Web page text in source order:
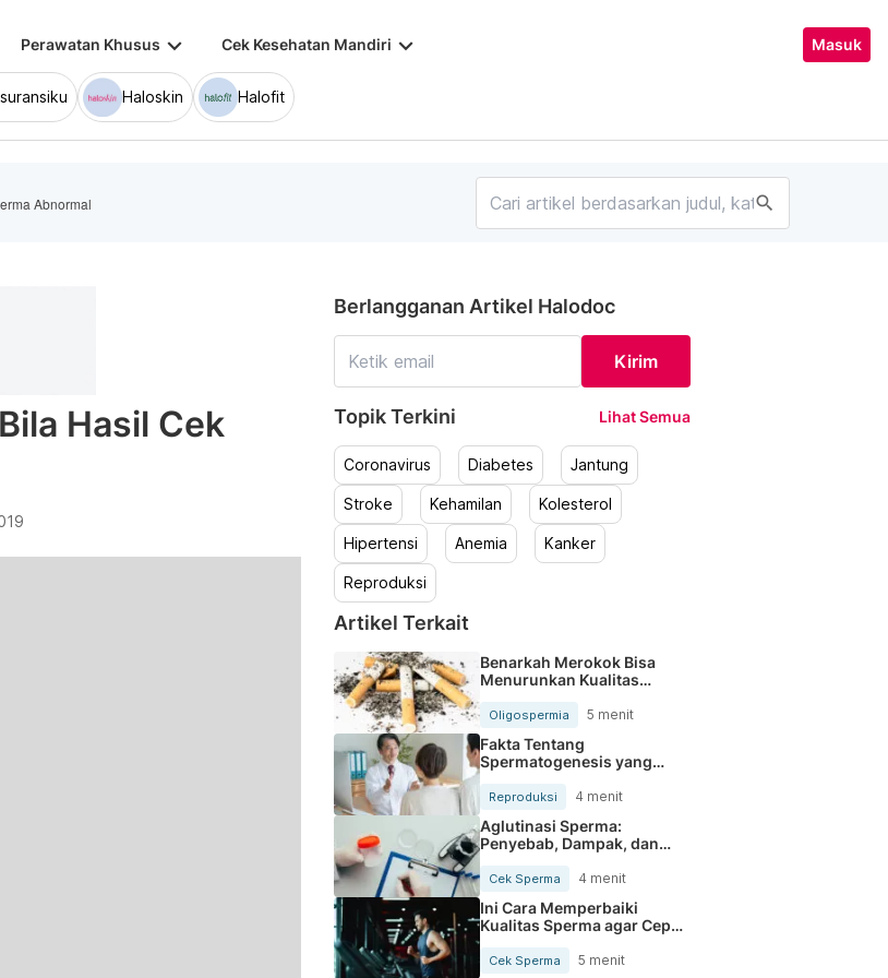
Perawatan Khusus keyboard_arrow_down Cek Kesehatan Mandiri keyboard_arrow_down Masuk
Haloskin Halofit
Abnormal search
Hasil Cek
Berlangganan Artikel Halodoc
Kirim
Topik Terkini Lihat Semua
Coronavirus Diabetes Jantung
Stroke Kehamilan Kolesterol
Hipertensi Anemia Kanker
Reproduksi
Artikel Terkait
Benarkah Merokok Bisa
Menurunkan Kualitas
Oligospermia 5 menit
Fakta Tentang
Spermatogenesis yang
Perlu Diketahui Pasutri
Reproduksi 4 menit
Aglutinasi Sperma:
Penyebab, Dampak, dan
Cek Sperma 4 menit
Ini Cara Memperbaiki
Kualitas Sperma agar Cepat
Hamil
Cek Sperma 5 menit